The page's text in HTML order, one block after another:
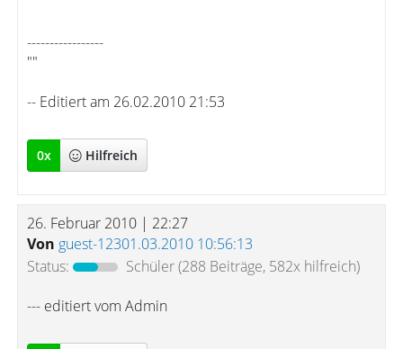
-----------------
""
-- Editiert am 26.02.2010 21:53
0x Hilfreich
26. Februar 2010 | 22:27
Von guest-12301.03.2010 10:56:13
Status:
Schüler(288 Beiträge, 582x hilfreich)
--- editiert vom Admin